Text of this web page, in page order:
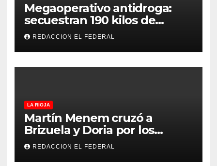
Megaoperativo antidroga:
secuestran 190 kilos de
marihuana que tenían como
destino La Rioja y Catamarca
REDACCION EL FEDERAL
LA RIOJA
Martín Menem cruzó a
Brizuela y Doria por los
incendios en Guanchín:
“Miente descaradamente”
REDACCION EL FEDERAL